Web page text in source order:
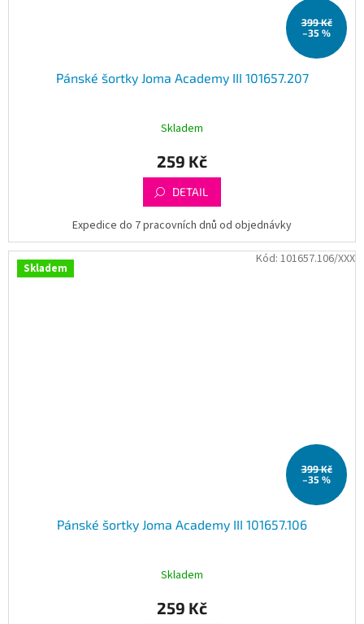
399 Kč
–35 %
Pánské šortky Joma Academy III 101657.207
Skladem
259 Kč
DETAIL
Expedice do 7 pracovních dnů od objednávky
Skladem
399 Kč
–35 %
Pánské šortky Joma Academy III 101657.106
Skladem
259 Kč
Kód: 101657.106/XXX